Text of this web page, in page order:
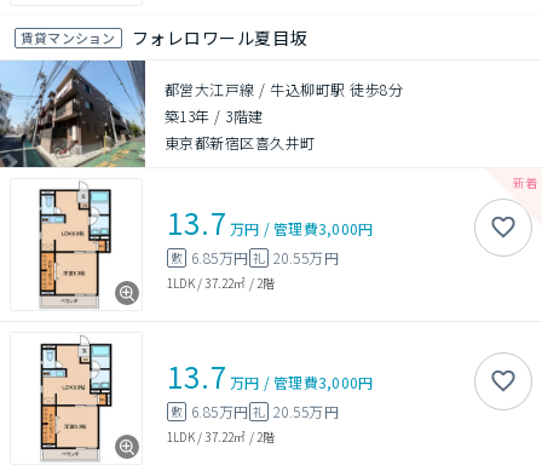
賃貸マンション フォレロワール夏目坂
都営大江戸線 / 牛込柳町駅 徒歩8分
築13年 / 3階建
東京都新宿区喜久井町
13.7 万円 /管理費3,000円
敷 6.85万円 礼 20.55万円
1LDK/37.22㎡ / 2階
13.7 万円 /管理費3,000円
敷 6.85万円 礼 20.55万円
1LDK/37.22㎡ / 2階